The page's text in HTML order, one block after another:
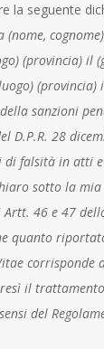
la seguente
(provincia) il
(provincia)
sanzioni
D.P.R. 28
di falsità in atti
sotto la
46 e 47
quanto
corrisponde
il
del